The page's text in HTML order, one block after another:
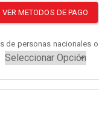
VER METODOS DE PAGO
de personas nacionales